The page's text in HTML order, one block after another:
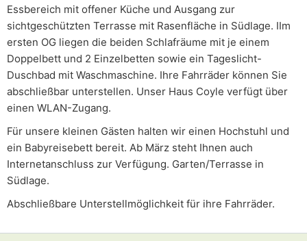
Essbereich mit offener Küche und Ausgang zur
sichtgeschützten Terrasse mit Rasenfläche in Südlage. IIm
ersten OG liegen die beiden Schlafräume mit je einem
Doppelbett und 2 Einzelbetten sowie ein Tageslicht-
Duschbad mit Waschmaschine. Ihre Fahrräder können Sie
abschließbar unterstellen. Unser Haus Coyle verfügt über
einen WLAN-Zugang.
Für unsere kleinen Gästen halten wir einen Hochstuhl und
ein Babyreisebett bereit. Ab März steht Ihnen auch
Internetanschluss zur Verfügung. Garten/Terrasse in
Südlage.
Abschließbare Unterstellmöglichkeit für ihre Fahrräder.